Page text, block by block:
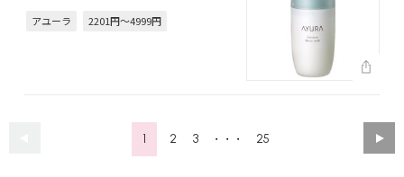
アユーラ 2201円～4999円
1 2 3 ・・・ 25